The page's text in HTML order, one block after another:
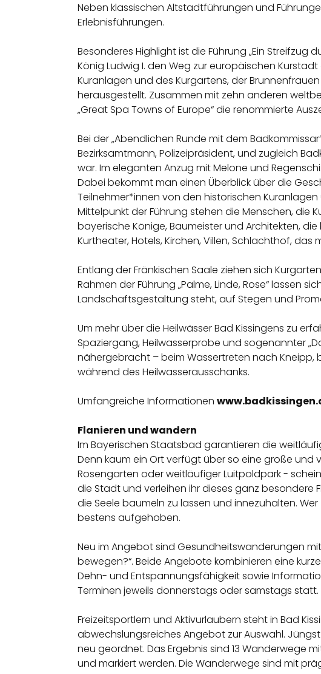
Neben klassischen Altstadtführungen und
Erlebnisführungen.
Besonderes Highlight ist die Führung „Ein Streifzug
König Ludwig I. den Weg zur europäischen
Kuranlagen und des Kurgartens, der
herausgestellt. Zusammen mit zehn anderen
„Great Spa Towns of Europe“ die renommierte
Bei der „Abendlichen Runde mit dem
Bezirksamtmann, Polizeipräsident, und zugleich
war. Im eleganten Anzug mit Melone und
Dabei bekommt man einen Überblick über die
Teilnehmer*innen von den historischen
Mittelpunkt der Führung stehen die Menschen, die
bayerische Könige, Baumeister und Architekten,
Kurtheater, Hotels, Kirchen, Villen, Schlachthof,
Entlang der Fränkischen Saale ziehen sich
Rahmen der Führung „Palme, Linde, Rose“
Landschaftsgestaltung steht, auf Stegen und
Um mehr über die Heilwässer Bad Kissingens zu
Spaziergang, Heilwasserprobe und sogenannter
nähergebracht – beim Wassertreten nach Kneipp,
während des Heilwasserausschanks.
Umfangreiche Informationen
Flanieren und wandern
Im Bayerischen Staatsbad garantieren die
Denn kaum ein Ort verfügt über so eine große und
Rosengarten oder weitläufiger Luitpoldpark -
die Stadt und verleihen ihr dieses ganz besondere
die Seele baumeln zu lassen und innezuhalten.
bestens aufgehoben.
Neu im Angebot sind Gesundheitswanderungen
bewegen?“. Beide Angebote kombinieren eine
Dehn- und Entspannungsfähigkeit sowie
Terminen jeweils donnerstags oder samstags statt.
Freizeitsportlern und Aktivurlaubern steht in Bad
abwechslungsreiches Angebot zur Auswahl.
neu geordnet. Das Ergebnis sind 13 Wanderwege
und markiert werden. Die Wanderwege sind mit